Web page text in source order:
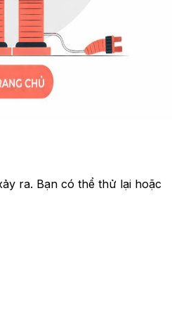
ra. Bạn có thể thử lại hoặc